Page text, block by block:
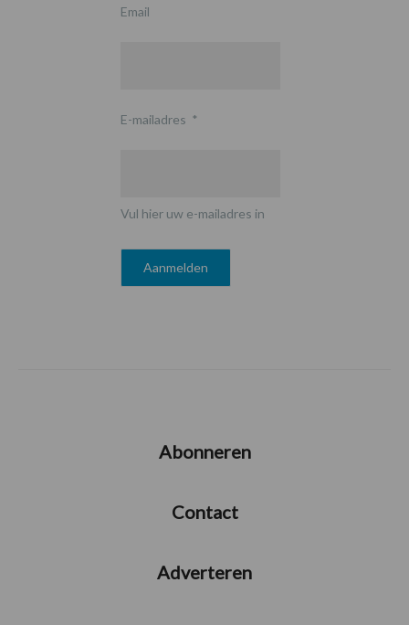
Email
E-mailadres *
Vul hier uw e-mailadres in
Abonneren
Contact
Adverteren